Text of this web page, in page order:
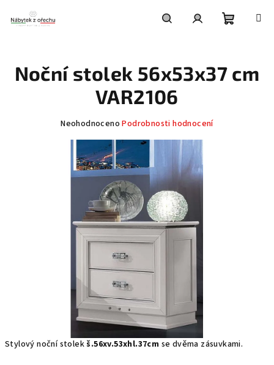
obsah
košík
Stylový noční stolekš.56xv.53xhl.37cm se dvěma zásuvkami.
Noční stolek 56x53x37 cm
VAR2106
Průměrné
hvězdiček.
Neohodnoceno Podrobnosti hodnocení